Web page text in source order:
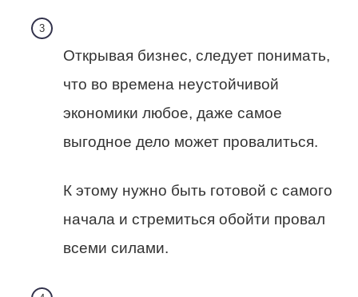
Открывая бизнес, следует понимать,
что во времена неустойчивой
экономики любое, даже самое
выгодное дело может провалиться.
К этому нужно быть готовой с самого
начала и стремиться обойти провал
всеми силами.